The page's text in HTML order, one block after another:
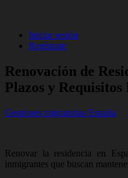
Iniciar sesión
Regístrate
Renovación de
Plazos y
Gestiones migratorias España
Renovar la residencia en
inmigrantes que buscan